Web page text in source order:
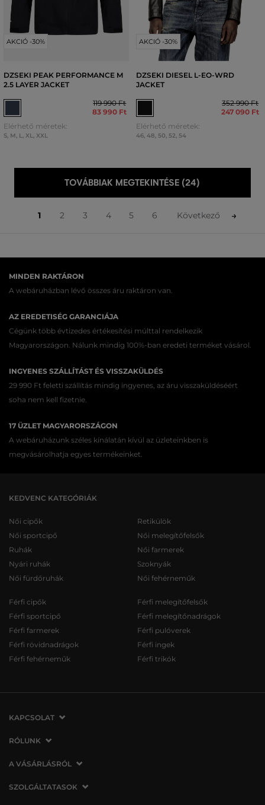
AKCIÓ -30%
DZSEKI PEAK PERFORMANCE M
2.5 LAYER JACKET
119 990 Ft
83 990 Ft
Elérhető méretek:
S, M, L, XL, XXL
AKCIÓ -30%
DZSEKI DIESEL L-EO-WRD
JACKET
352 990 Ft
247 090 Ft
Elérhető méretek:
46, 48, 50, 52, 54
TOVÁBBIAK MEGTEKINTÉSE (24)
1 2 3 4 5 6 Következő
MINDEN RAKTÁRON
A webáruházban lévő összes áru raktáron van.
AZ EREDETISÉG GARANCIÁJA
Cégünk több évtizedes értékesítési múlttal rendelkezik
Magyarországon. Nálunk mindig 100%-ban eredeti terméket vásárol.
INGYENES SZÁLLÍTÁST ÉS VISSZAKÜLDÉS
29 990 Ft feletti szállítás mindig ingyenes, az áru visszaküldéséért
soha nem kell fizetnie.
17 ÜZLET MAGYARORSZÁGON
A webáruházunk széles kínálatán kívül az üzleteinkben is
megvásárolhatja egyes termékeinket.
KEDVENC KATEGÓRIÁK
Női cipők
Női sportcipő
Ruhák
Nyári ruhák
Női fürdőruhák
Retikülök
Női melegítőfelsők
Női farmerek
Szoknyák
Női fehérneműk
Férfi cipők
Férfi sportcipő
Férfi farmerek
Férfi rövidnadrágok
Férfi fehérneműk
Férfi melegítőfelsők
Férfi melegítőnadrágok
Férfi pulóverek
Férfi ingek
Férfi trikók
KAPCSOLAT
VERMONT Services Slovakia s. r. o.
821 07 Bratislava
Szlovákia
RÓLUNK
Cégünkről
Üzleteink
A VÁSÁRLÁSRÓL
A vásárlás menete
SZOLGÁLTATASOK